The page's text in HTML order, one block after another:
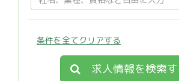
条件を全てクリアする
求人情報を検索